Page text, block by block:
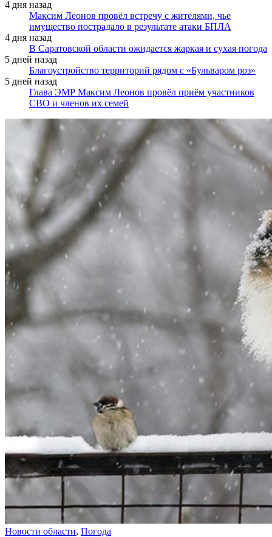
4 дня назад
Максим Леонов провёл встречу с жителями, чье
имущество пострадало в результате атаки БПЛА
4 дня назад
В Саратовской области ожидается жаркая и сухая погода
5 дней назад
Благоустройство территорий рядом с «Бульваром роз»
5 дней назад
Глава ЭМР Максим Леонов провёл приём участников
СВО и членов их семей
Новости области, Погода